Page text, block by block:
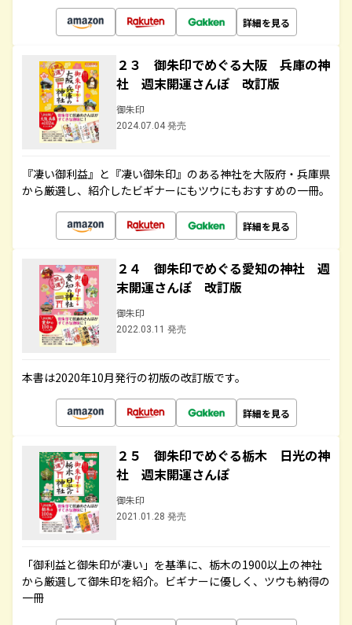
詳細を見る
２３ 御朱印でめぐる大阪 兵庫の神
社 週末開運さんぽ 改訂版
御朱印
2024.07.04 発売
『凄い御利益』と『凄い御朱印』のある神社を大阪府・兵庫県
から厳選し、紹介したビギナーにもツウにもおすすめの一冊。
詳細を見る
２４ 御朱印でめぐる愛知の神社 週
末開運さんぽ 改訂版
御朱印
2022.03.11 発売
本書は2020年10月発行の初版の改訂版です。
詳細を見る
２５ 御朱印でめぐる栃木 日光の神
社 週末開運さんぽ
御朱印
2021.01.28 発売
「御利益と御朱印が凄い」を基準に、栃木の1900以上の神社
から厳選して御朱印を紹介。ビギナーに優しく、ツウも納得の
一冊